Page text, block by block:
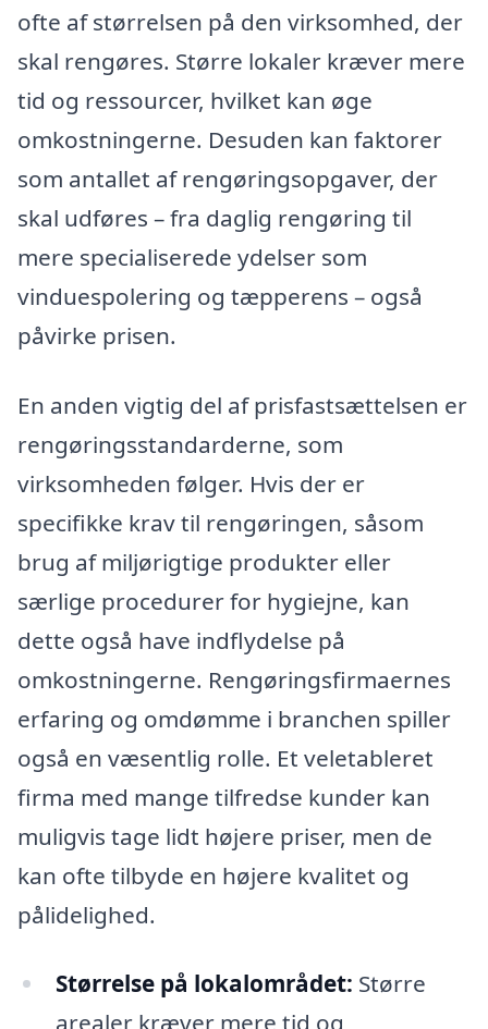
ofte af størrelsen på den virksomhed, der
skal rengøres. Større lokaler kræver mere
tid og ressourcer, hvilket kan øge
omkostningerne. Desuden kan faktorer
som antallet af rengøringsopgaver, der
skal udføres – fra daglig rengøring til
mere specialiserede ydelser som
vinduespolering og tæpperens – også
påvirke prisen.
En anden vigtig del af prisfastsættelsen er
rengøringsstandarderne, som
virksomheden følger. Hvis der er
specifikke krav til rengøringen, såsom
brug af miljørigtige produkter eller
særlige procedurer for hygiejne, kan
dette også have indflydelse på
omkostningerne. Rengøringsfirmaernes
erfaring og omdømme i branchen spiller
også en væsentlig rolle. Et veletableret
firma med mange tilfredse kunder kan
muligvis tage lidt højere priser, men de
kan ofte tilbyde en højere kvalitet og
pålidelighed.
Størrelse på lokalområdet: Større